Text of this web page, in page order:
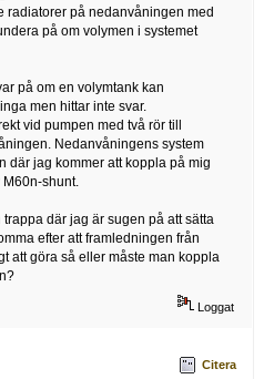
radiatorer på nedanvåningen med
på om volymen i systemet
på om en volymtank kan
men hittar inte svar.
vid pumpen med två rör till
Nedanvåningens system
där jag kommer att koppla på mig
M60n-shunt.
där jag är sugen på att sätta
efter att framledningen från
att göra så eller måste man koppla
Loggat
Citera